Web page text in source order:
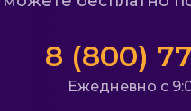
8 (800)
Ежедневно с